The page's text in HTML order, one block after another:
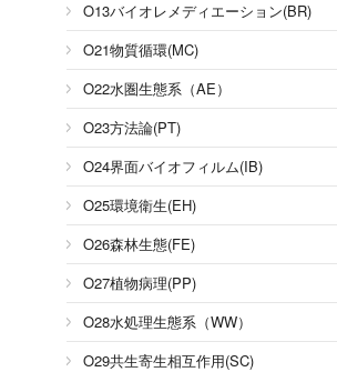
O13バイオレメディエーション(BR)
O21物質循環(MC)
O22水圏生態系（AE）
O23方法論(PT)
O24界面バイオフィルム(IB)
O25環境衛生(EH)
O26森林生態(FE)
O27植物病理(PP)
O28水処理生態系（WW）
O29共生寄生相互作用(SC)